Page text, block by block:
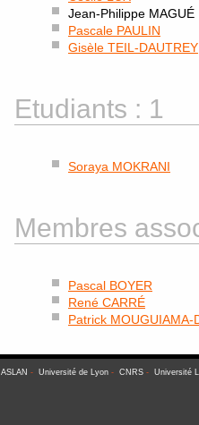
Jean-Philippe MAGUÉ
Pascale PAULIN
Gisèle TEIL-DAUTREY
Etudiants : 1
Soraya MOKRANI
Membres
Pascal BOYER
René CARRÉ
Patrick MOUGUIAMA-
ASLAN - Université de Lyon- CNRS- Université